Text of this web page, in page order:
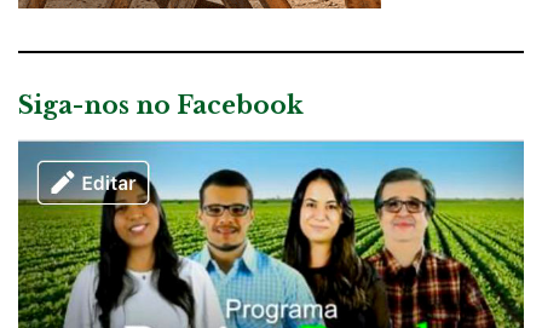
Siga-nos no Facebook